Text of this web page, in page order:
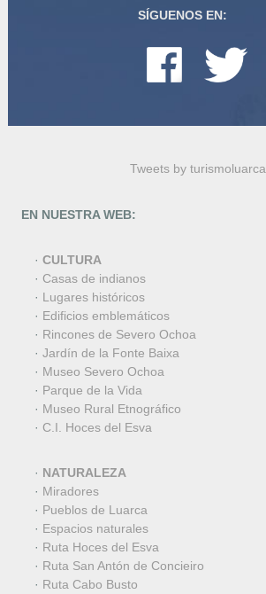
SÍGUENOS EN:
Tweets by turismoluarca
EN NUESTRA WEB:
· CULTURA
· Casas de indianos
· Lugares históricos
· Edificios emblemáticos
· Rincones de Severo Ochoa
· Jardín de la Fonte Baixa
· Museo Severo Ochoa
· Parque de la Vida
· Museo Rural Etnográfico
· C.I. Hoces del Esva
· NATURALEZA
· Miradores
· Pueblos de Luarca
· Espacios naturales
· Ruta Hoces del Esva
· Ruta San Antón de Concieiro
· Ruta Cabo Busto